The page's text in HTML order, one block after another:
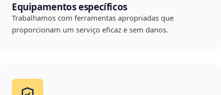
Equipamentos específicos
Trabalhamos com ferramentas apropriadas que
proporcionam um serviço eficaz e sem danos.